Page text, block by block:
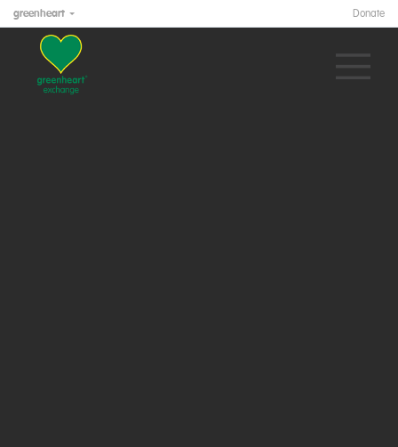
greenheart Donate